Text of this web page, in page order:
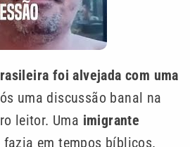
foi alvejada com uma
uma discussão banal na
leitor. Uma imigrante
fazia em tempos bíblicos.